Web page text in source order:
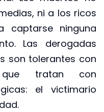
ni a los ricos
captarse ninguna
Las derogadas
son tolerantes con
tratan con
el victimario